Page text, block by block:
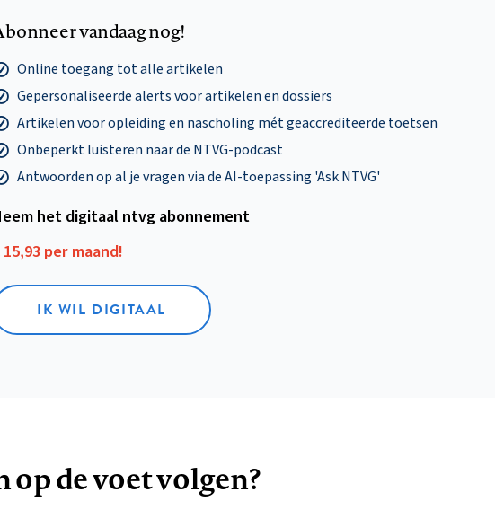
vandaag nog!
Online toegang tot alle artikelen
Gepersonaliseerde alerts voor artikelen en dossiers
Artikelen voor opleiding en nascholing mét geaccrediteerde toetsen
Onbeperkt luisteren naar de NTVG-podcast
Antwoorden op al je vragen via de AI-toepassing 'Ask NTVG'
het digitaal ntvg abonnement
15,93 per maand!
IK WIL DIGITAAL
de voet volgen?